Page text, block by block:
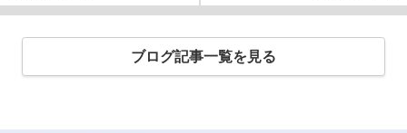
ブログ記事一覧を見る